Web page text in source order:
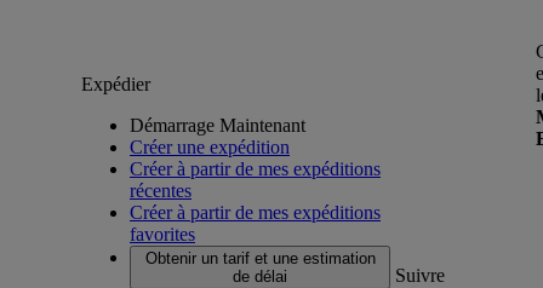
Expédier
Démarrage Maintenant
Créer une expédition
Créer à partir de mes expéditions
récentes
Créer à partir de mes expéditions
favorites
Obtenir un tarif et une estimation
de délai
Suivre